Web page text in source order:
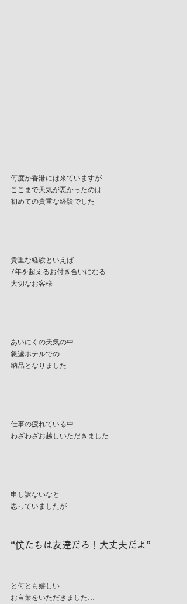
何度か香港には来ていますが
ここまで天気が悪かったのは
初めての貴重な経験でした
貴重な経験といえば…
7年を超えるお付き合いになる
大切なお客様
あいにくの天気の中
急遽ホテルでの
納品となりました
仕事の疲れている中
わざわざお越しいただきました
申し訳ないなと
思っていましたが
“僕たちは友達だろ！大丈夫だよ”
と何とも嬉しい
お言葉をいただきました…